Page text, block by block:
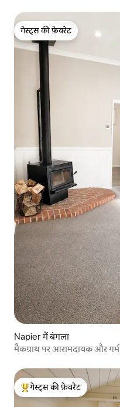
गेस्ट्स की फ़ेवरेट
गेस्ट्स की फ़ेवरेट
Napier में बंगला
मैकग्राथ पर आरामदायक और गर्म
गेस्ट्स का टॉप फ़ेवरेट
गेस्ट्स की फ़ेवरेट